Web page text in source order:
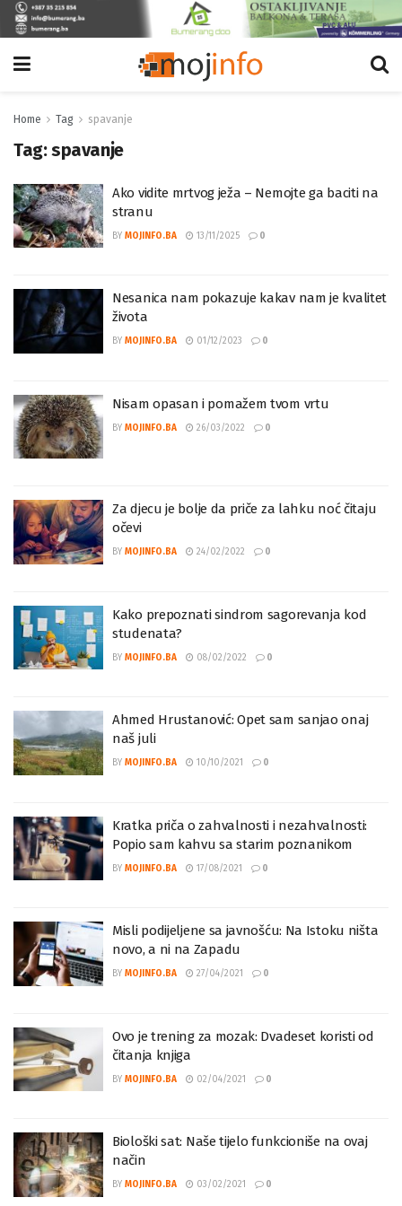
Home Tag spavanje
Tag:spavanje
Ako vidite mrtvog ježa – Nemojte ga baciti na
stranu
BY MOJINFO.BA 13/11/2025 0
Nesanica nam pokazuje kakav nam je kvalitet
života
BY MOJINFO.BA 01/12/2023 0
Nisam opasan i pomažem tvom vrtu
BY MOJINFO.BA 26/03/2022 0
Za djecu je bolje da priče za lahku noć čitaju
očevi
BY MOJINFO.BA 24/02/2022 0
Kako prepoznati sindrom sagorevanja kod
studenata?
BY MOJINFO.BA 08/02/2022 0
Ahmed Hrustanović: Opet sam sanjao onaj
naš juli
BY MOJINFO.BA 10/10/2021 0
Kratka priča o zahvalnosti i nezahvalnosti:
Popio sam kahvu sa starim poznanikom
BY MOJINFO.BA 17/08/2021 0
Misli podijeljene sa javnošću: Na Istoku ništa
novo, a ni na Zapadu
BY MOJINFO.BA 27/04/2021 0
Ovo je trening za mozak: Dvadeset koristi od
čitanja knjiga
BY MOJINFO.BA 02/04/2021 0
Biološki sat: Naše tijelo funkcioniše na ovaj
način
BY MOJINFO.BA 03/02/2021 0